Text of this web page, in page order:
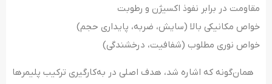
مقاومت در برابر نفوذ اکسیژن و رطوبت
خواص مکانیکی بالا (سایش، ضربه، پایداری حجم)
خواص نوری مطلوب (شفافیت، درخشندگی)
همان‌گونه که اشاره شد، هدف اصلی در به‌کارگیری ترکیب پلیمرها